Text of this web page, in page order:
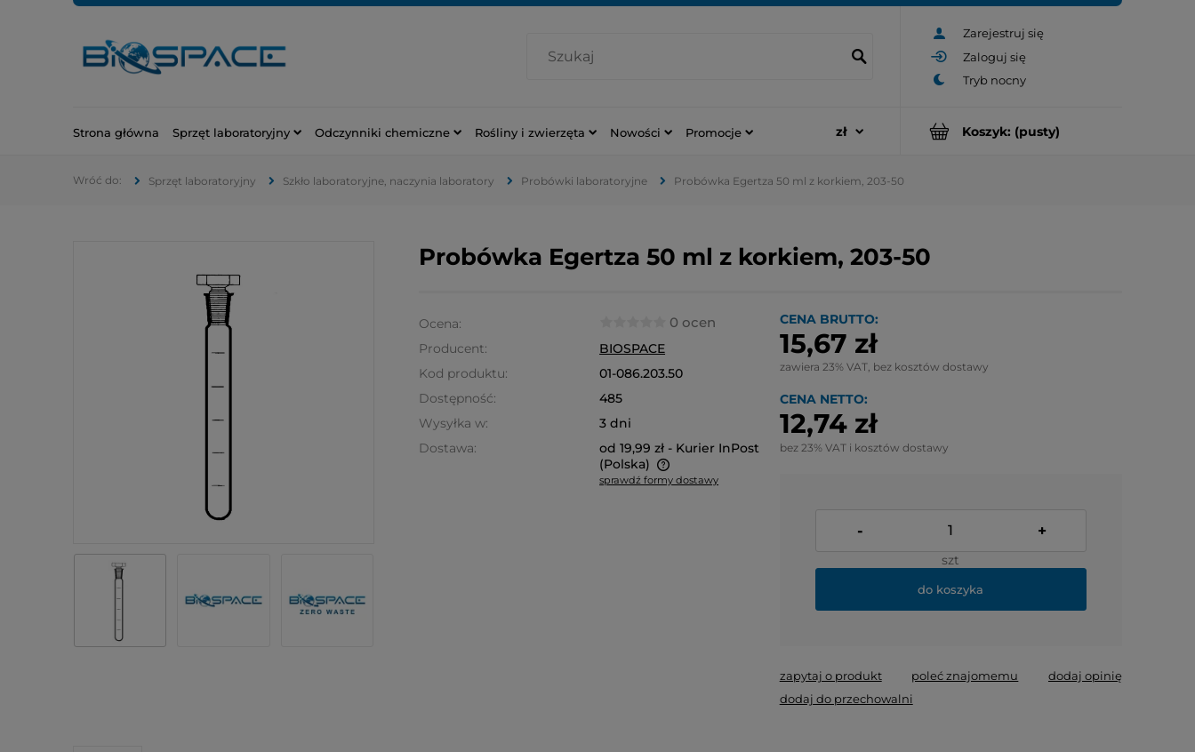
Zarejestruj się
Zaloguj się
Koszyk: (pusty)
Strona główna Sprzęt laboratoryjny Odczynniki chemiczne Rośliny i zwierzęta Nowości Promocje
Sprzęt laboratoryjny Szkło laboratoryjne, naczynia laboratory Probówki laboratoryjne Probówka Egertza 50 ml z korkiem, 203-50
Probówka Egertza 50 ml z korkiem, 203-50
Ocena: 0 ocen
Producent:
BIOSPACE
Kod produktu:
01-086.203.50
Dostępność:
485
Wysyłka w:
3 dni
Dostawa:
od 19,99 zł - Kurier InPost
(Polska)
sprawdź formy dostawy
CENA BRUTTO:
15,67 zł
zawiera 23% VAT, bez kosztów dostawy
CENA NETTO:
12,74 zł
bez 23% VAT i kosztów dostawy
- +
szt
do koszyka
zapytaj o produkt poleć znajomemu
dodaj opinię
dodaj do przechowalni